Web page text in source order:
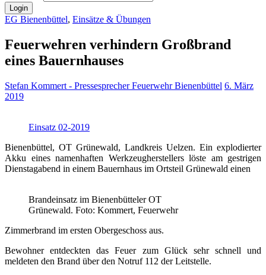
EG Bienenbüttel, Einsätze & Übungen
Feuerwehren verhindern Großbrand
eines Bauernhauses
Stefan Kommert - Pressesprecher Feuerwehr Bienenbüttel 6. März
2019
Einsatz 02-2019
Bienenbüttel, OT Grünewald, Landkreis Uelzen. Ein explodierter
Akku eines namenhaften Werkzeugherstellers löste am gestrigen
Dienstagabend in einem Bauernhaus im Ortsteil Grünewald einen
Brandeinsatz im Bienenbütteler OT
Grünewald. Foto: Kommert, Feuerwehr
Zimmerbrand im ersten Obergeschoss aus.
Bewohner entdeckten das Feuer zum Glück sehr schnell und
meldeten den Brand über den Notruf 112 der Leitstelle.